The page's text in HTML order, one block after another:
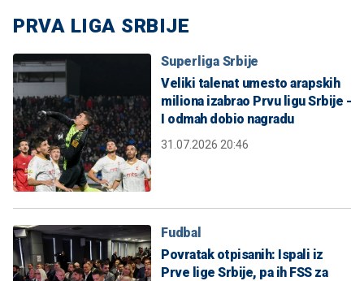
PRVA LIGA SRBIJE
Superliga Srbije
Veliki talenat umesto arapskih
miliona izabrao Prvu ligu Srbije -
I odmah dobio nagradu
31.07.2026 20:46
Fudbal
Povratak otpisanih: Ispali iz
Prve lige Srbije, pa ih FSS za